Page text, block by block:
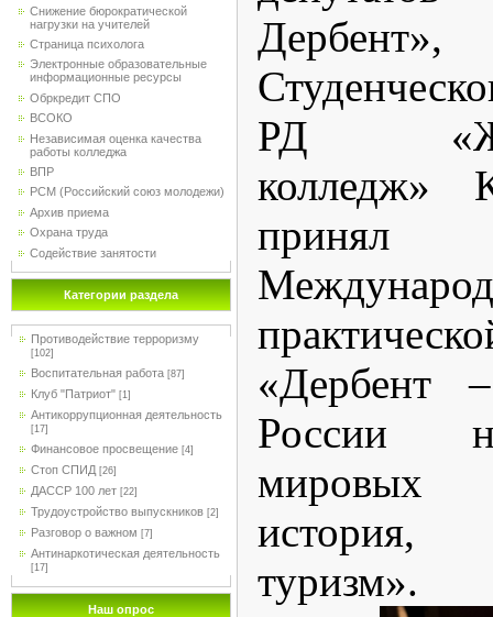
Снижение бюрократической
нагрузки на учителей
Страница психолога
Электронные образовательные
информационные ресурсы
Обркредит СПО
ВСОКО
Независимая оценка качества
работы колледжа
ВПР
РСМ (Российский союз молодежи)
Архив приема
Охрана труда
Содействие занятости
Категории раздела
Противодействие терроризму
[102]
Воспитательная работа [87]
Клуб "Патриот" [1]
Антикоррупционная деятельность
[17]
Финансовое просвещение [4]
Стоп СПИД [26]
ДАССР 100 лет [22]
Трудоустройство выпускников [2]
Разговор о важном [7]
Антинаркотическая деятельность
[17]
Наш опрос
РД
колледж»
«Дербент
России
мировых
история,
туризм».